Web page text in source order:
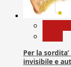
Per la
invisibile e